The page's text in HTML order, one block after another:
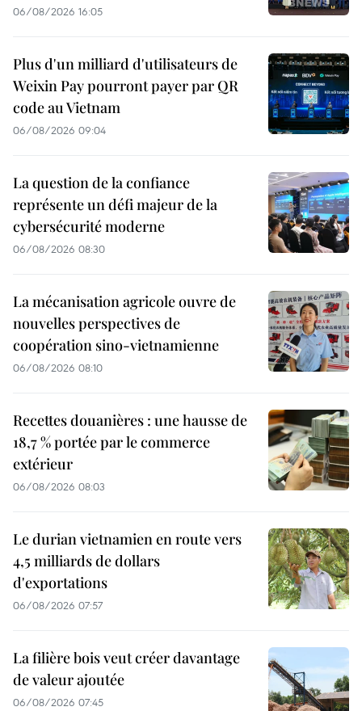
06/08/2026 16:05
Plus d'un milliard d'utilisateurs de
Weixin Pay pourront payer par QR
code au Vietnam
06/08/2026 09:04
La question de la confiance
représente un défi majeur de la
cybersécurité moderne
06/08/2026 08:30
La mécanisation agricole ouvre de
nouvelles perspectives de
coopération sino-vietnamienne
06/08/2026 08:10
Recettes douanières : une hausse de
18,7 % portée par le commerce
extérieur
06/08/2026 08:03
Le durian vietnamien en route vers
4,5 milliards de dollars
d'exportations
06/08/2026 07:57
La filière bois veut créer davantage
de valeur ajoutée
06/08/2026 07:45